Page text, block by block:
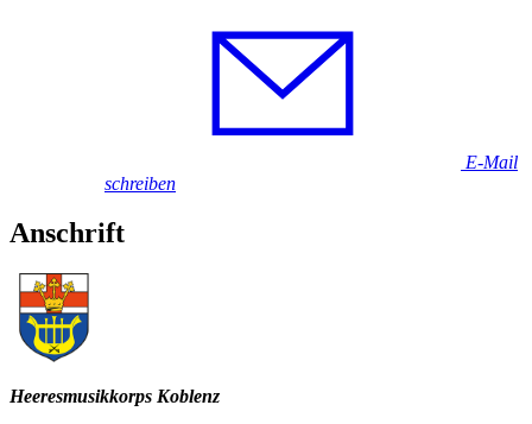
E-Mail
schreiben
Anschrift
Heeresmusikkorps Koblenz